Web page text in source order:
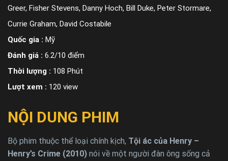
Greer, Fisher Stevens, Danny Hoch, Bill Duke, Peter Stormare,
Currie Graham, David Costabile
Quốc gia : Mỹ
Đánh giá : 6.2/10 điểm
Thời lượng : 108 Phút
Lượt xem : 120 view
NỘI DUNG PHIM
Bộ phim thuộc thể loại chính kịch, Tội ác của Henry –
Henry’s Crime (2010) nói về một người đàn ông sống cả